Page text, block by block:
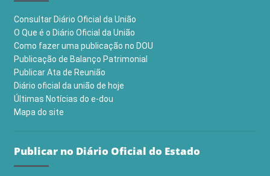
Consultar Diário Oficial da União
O Que é o Diário Oficial da União
Como fazer uma publicação no DOU
Publicação de Balanço Patrimonial
Publicar Ata de Reunião
Diário oficial da união de hoje
Últimas Notícias do e-dou
Mapa do site
Publicar no Diário Oficial do Estado